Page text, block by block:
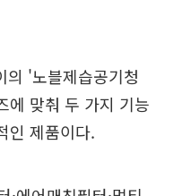
의 '노블제습공기청
에 맞춰 두 가지 기능
인 제품이다.